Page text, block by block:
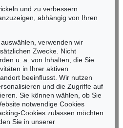
verpassen!
rechtzeitig.
anmelden >
und zu verbessern
abhängig von Ihren
verwenden wir
Zwecke. Nicht
u. a. von Inhalten, die Sie
in Ihrer aktiven
beeinflusst. Wir nutzen
und die Zugriffe auf
Sie können wählen, ob Sie
notwendige Cookies
Cookies zulassen möchten.
Sie in unserer